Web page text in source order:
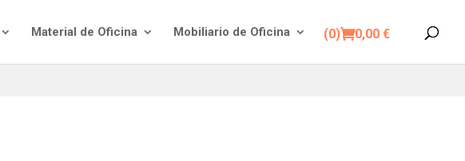
Material de Oficina Mobiliario de Oficina (0) 0,00 €